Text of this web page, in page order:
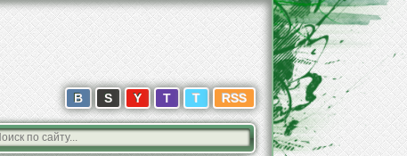
В S Y T T RSS